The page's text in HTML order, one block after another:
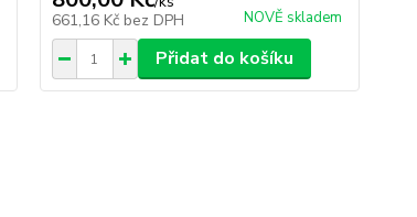
661,16 Kč bez DPH NOVĚ skladem
Přidat do košíku